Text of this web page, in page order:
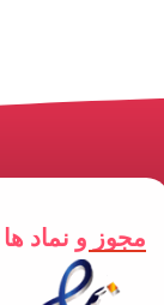
مجوز و نماد ها